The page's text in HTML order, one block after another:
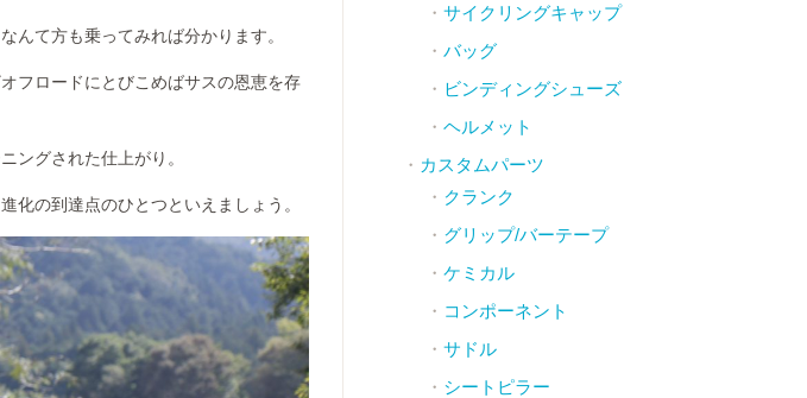
んて方も乗ってみれば分かります。
フロードにとびこめばサスの恩恵を存
ングされた仕上がり。
化の到達点のひとつといえましょう。
サイクリングキャップ
バッグ
ビンディングシューズ
ヘルメット
カスタムパーツ
クランク
グリップ/バーテープ
ケミカル
コンポーネント
サドル
シートピラー